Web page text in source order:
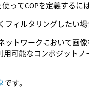
ってCOPを定義するに
フィルタリングしたい
ットワークにおいて画
可能なコンポジットノ
です。